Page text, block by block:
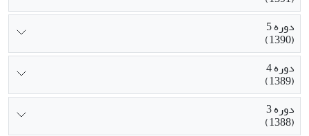
دوره 5
(1390)
دوره 4
(1389)
دوره 3
(1388)